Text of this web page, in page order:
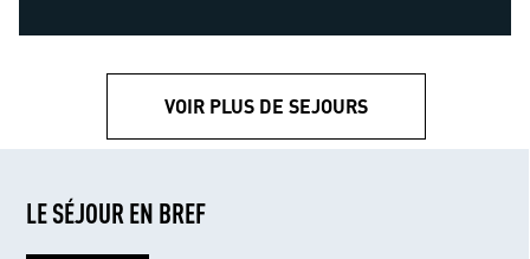
VOIR PLUS DE SEJOURS
LE SÉJOUR EN BREF